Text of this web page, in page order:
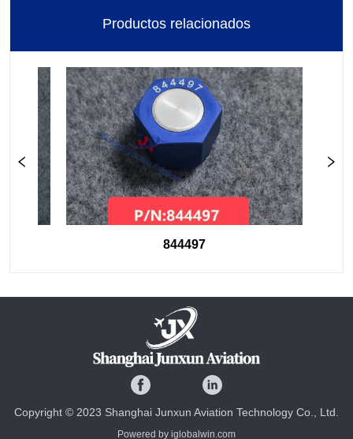
Productos relacionados
844497
Copyright © 2023 Shanghai Junxun Aviation Technology Co., Ltd.
Powered by iglobalwin.com